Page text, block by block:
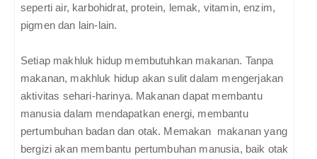
seperti air, karbohidrat, protein, lemak, vitamin, enzim,
pigmen dan lain-lain.
Setiap makhluk hidup membutuhkan makanan. Tanpa
makanan, makhluk hidup akan sulit dalam mengerjakan
aktivitas sehari-harinya. Makanan dapat membantu
manusia dalam mendapatkan energi, membantu
pertumbuhan badan dan otak. Memakan makanan yang
bergizi akan membantu pertumbuhan manusia, baik otak